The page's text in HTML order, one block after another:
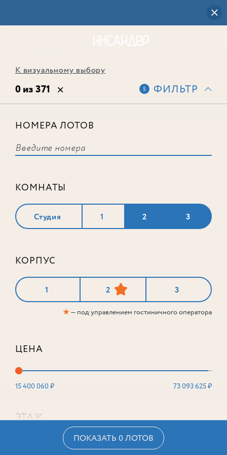
К визуальному выбору
0 из 371 5 ФИЛЬТР
НОМЕРА ЛОТОВ
КОМНАТЫ
Студия 1 2 3
КОРПУС
1 2 3
★— под управлением гостиничного оператора
ЦЕНА
15 400 060 ₽ 73 093 625 ₽
ЭТАЖ
ПОКАЗАТЬ 0 ЛОТОВ
соответствует ни одного лота